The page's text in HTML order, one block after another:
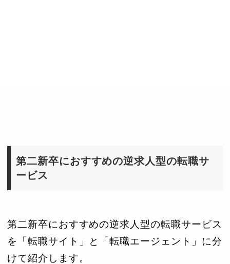
第二新卒におすすめの逆求人型の転職サ
ービス
第二新卒におすすめの逆求人型の転職サービス
を「転職サイト」と「転職エージェント」に分
けて紹介します。